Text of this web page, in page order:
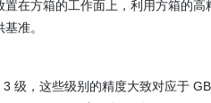
在方箱的工作面上，利用方箱的高
准。
级，这些级别的精度大致对应于